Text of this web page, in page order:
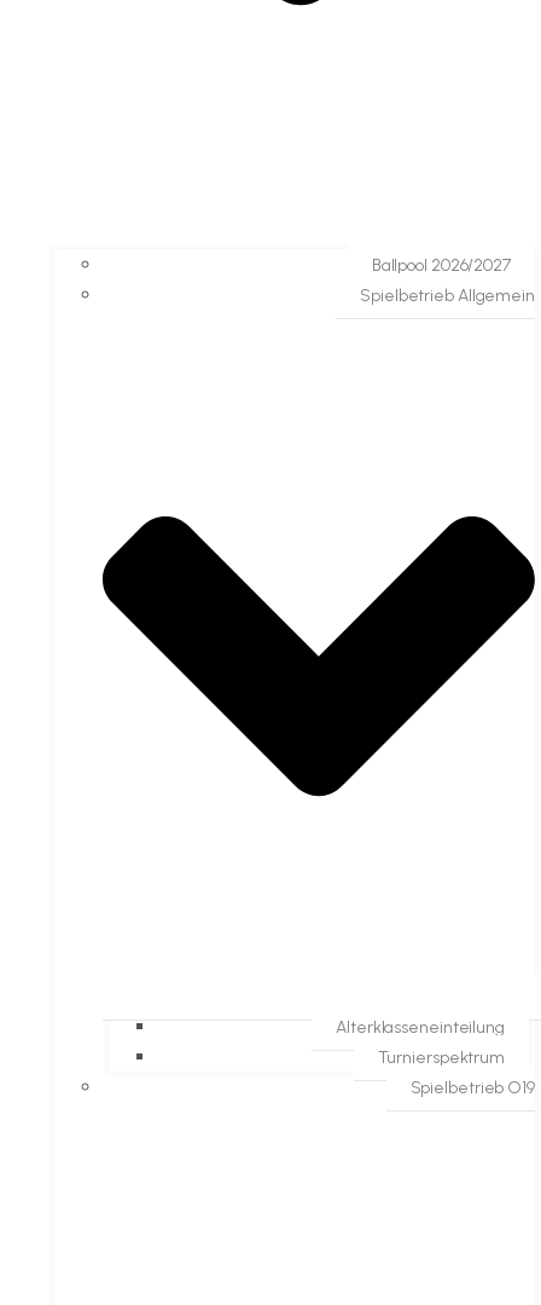
Ballpool 2026/2027
Spielbetrieb Allgemein
Alterklasseneinteilung
Turnierspektrum
Spielbetrieb O19